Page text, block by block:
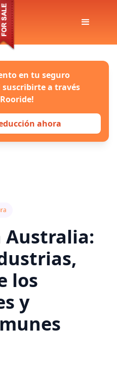
en tu seguro
suscribirte a través
ahora
Australia:
los
y